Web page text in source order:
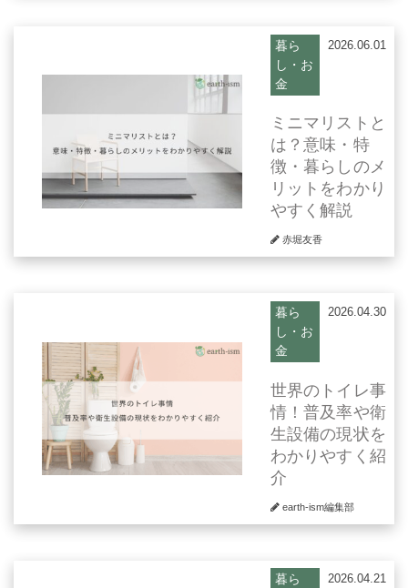
暮ら
し・お
金
2026.06.01
ミニマリストと
は？意味・特
徴・暮らしのメ
リットをわかり
やすく解説
赤堀友香
暮ら
し・お
金
2026.04.30
世界のトイレ事
情！普及率や衛
生設備の現状を
わかりやすく紹
介
earth-ism編集部
暮ら
2026.04.21